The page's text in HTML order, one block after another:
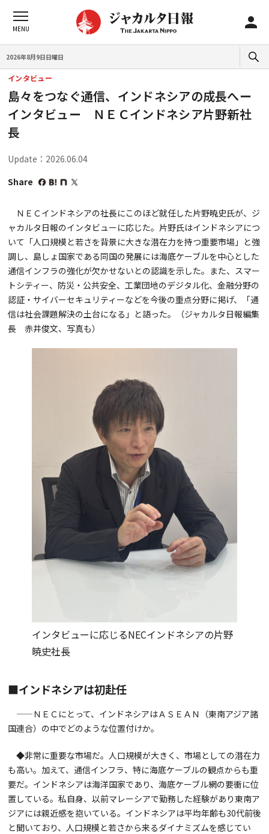
2026年8月9日日曜日
インタビュー
島々をつなぐ通信、インドネシアの成長へー
インタビュー ＮＥＣインドネシア片野新社
長
Update：2026.06.04
Share
ＮＥＣインドネシアの社長にこのほど就任した片野暁史氏が、ジ
ャカルタ日報のインタビューに応じた。片野氏はインドネシアにつ
いて「人口規模と若さを背景に大きな潜在力を持つ重要市場」と強
調し、島しょ国家である同国の発展には海底ケーブルを中心とした
通信インフラの強化が欠かせないとの認識を示した。また、スマー
トシティー、防災・公共安全、工業団地のデジタル化、金融分野の
認証・サイバーセキュリティーなどを今後の重点分野に掲げ、「通
信は社会課題解決の土台になる」と語った。（ジャカルタ日報編集
長 赤井俊文、写真も）
インタビューに応じるNECインドネシアの片野
暁史社長
■インドネシアは初赴任
——ＮＥＣにとって、インドネシアはＡＳＥＡＮ（東南アジア諸
国連合）の中でどのような位置付けか。
◆非常に重要な市場だ。人口規模が大きく、市場としての潜在力
も高い。加えて、通信インフラ、特に海底ケーブルの観点からも重
要だ。インドネシアは海洋国家であり、海底ケーブル網の要衝に位
置している。私自身、以前マレーシアで勤務した経験があり東南ア
ジアには親近感を抱いている。インドネシアは平均年齢も30代前後
と聞いており、人口規模と若さから来るダイナミズムを感じてい